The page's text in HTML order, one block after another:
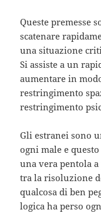
Queste premesse
scatenare
una situazione
Si assiste a un
aumentare in
restringimento
restringimento
Gli estranei sono
ogni male e
una vera pentola
tra la risoluzione
qualcosa di ben
logica ha perso